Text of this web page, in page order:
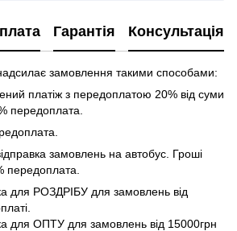
Гарантія Консультація
замовлення такими способами:
платіж з передоплатою 20% від суми
передоплата.
замовлень на автобус. Гроші
передоплата.
для РОЗДРІБУ для замовлень від
для ОПТУ для замовлень від 15000грн